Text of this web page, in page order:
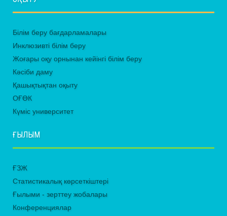
Білім беру бағдарламалары
Инклюзивті білім беру
Жоғары оқу орнынан кейінгі білім беру
Кәсіби даму
Қашықтықтан оқыту
ОҒӨК
Күміс университет
ҒЫЛЫМ
ҒЗЖ
Статистикалық көрсеткіштері
Ғылыми - зерттеу жобалары
Конференциялар